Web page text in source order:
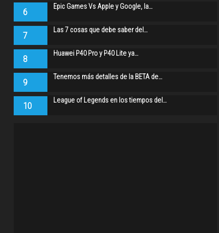
6 Epic Games Vs Apple y Google, la…
7 Las 7 cosas que debe saber del…
8 Huawei P40 Pro y P40 Lite ya…
9 Tenemos más detalles de la BETA de…
10 League of Legends en los tiempos del…